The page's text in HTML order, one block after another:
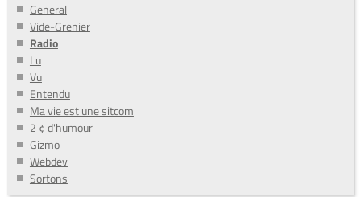
General
Vide-Grenier
Radio
Lu
Vu
Entendu
Ma vie est une sitcom
2 ¢ d'humour
Gizmo
Webdev
Sortons